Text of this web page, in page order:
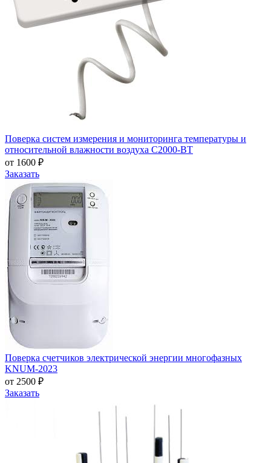
Поверка систем измерения и мониторинга температуры и
относительной влажности воздуха С2000-ВТ
от 1600 ₽
Заказать
Поверка счетчиков электрической энергии многофазных
KNUM-2023
от 2500 ₽
Заказать